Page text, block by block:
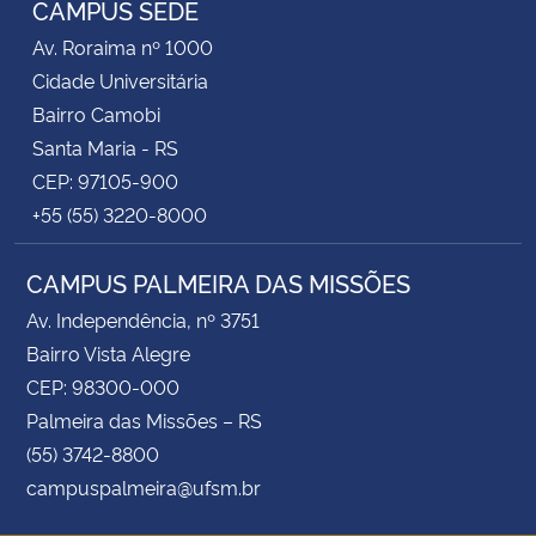
Secretaria-Geral
Secretaria de Governo
Gabinete de Segurança Institucional
Advocacia-Geral da União
CAMPUS SEDE
Av. Roraima nº 1000
Cidade Universitária
Bairro Camobi
Santa Maria - RS
CEP: 97105-900
+55 (55) 3220-8000
CAMPUS PALMEIRA DAS MISSÕES
Av. Independência, nº 3751
Bairro Vista Alegre
CEP: 98300-000
Palmeira das Missões – RS
(55) 3742-8800
campuspalmeira@ufsm.br